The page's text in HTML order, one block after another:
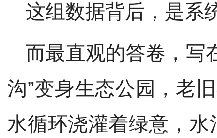
这组数据背后，是系
而最直观的答卷，写
沟”变身生态公园，老
水循环浇灌着绿意，